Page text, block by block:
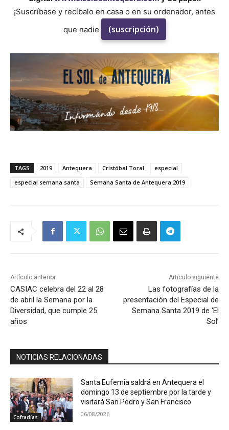
¡Suscríbase y recíbalo en casa o en su ordenador, antes
que nadie
(suscripción)
TAGS 2019 Antequera Cristóbal Toral
especial
especial semana santa
Semana Santa de Antequera 2019
Artículo anterior
CASIAC celebra del 22 al 28
de abril la Semana por la
Diversidad, que cumple 25
años
Artículo siguiente
Las fotografías de la
presentación del Especial de
Semana Santa 2019 de ‘El
Sol’
NOTICIAS RELACIONADAS
Cofradías
Santa Eufemia saldrá en Antequera el
domingo 13 de septiembre por la tarde y
visitará San Pedro y San Francisco
06/08/2026